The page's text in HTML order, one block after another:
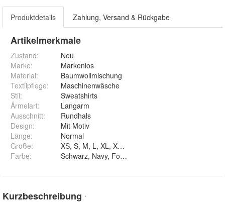
Produktdetails Zahlung, Versand & Rückgabe
Artikelmerkmale
Zustand:
Neu
Marke:
Markenlos
Material:
Baumwollmischung
Textilpflege:
Maschinenwäsche
Stil:
Sweatshirts
Ärmelart:
Langarm
Ausschnitt:
Rundhals
Design:
Mit Motiv
Länge:
Normal
Größe:
Farbe:
Kurzbeschreibung *